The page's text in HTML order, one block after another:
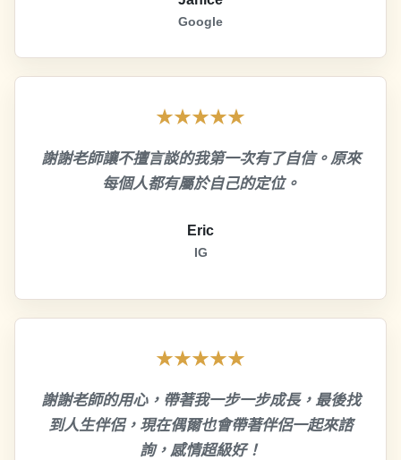
Google
★★★★★
謝謝老師讓不擅言談的我第一次有了自信。原來
每個人都有屬於自己的定位。
Eric
IG
★★★★★
謝謝老師的用心，帶著我一步一步成長，最後找
到人生伴侶，現在偶爾也會帶著伴侶一起來諮
詢，感情超級好！